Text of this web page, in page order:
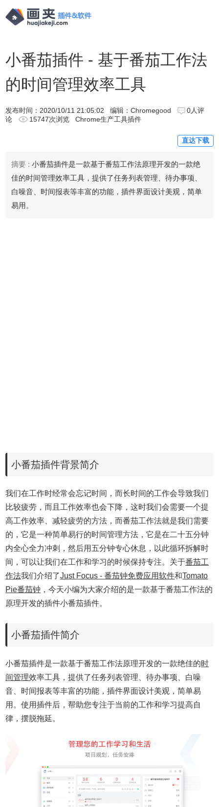
小番茄插件 - 基于番茄工作法
的时间管理效率工具
发布时间： 2020/10/11 21:05:02 编辑：Chromegood
0人评
论
15747次浏览 Chrome生产工具插件
直达下载
摘要 : 小番茄插件是一款基于番茄工作法原理开发的一款绝
佳的时间管理效率工具，提供了任务列表管理、待办事项、
白噪音、时间报表等丰富的功能，插件界面设计美观，简单
易用。
小番茄插件背景简介
我们在工作时经常会忘记时间，而长时间的工作会导致我们
比较疲劳，而且工作效率也会下降，这时我们会需要一个提
高工作效率、减轻疲劳的方法，而番茄工作法就是我们需要
的，它是一种简单易行的时间管理方法，它是在二十五分钟
内全心全力冲刺，然后用五分钟专心休息，以此循环拆解时
间，可以让我们在工作和学习的时候保持专注。关于番茄工
作法我们介绍了Just Focus - 番茄钟免费应用软件和Tomato
Pie番茄钟 ，今天小编为大家介绍的是一款基于番茄工作法的
原理开发的插件小番茄插件。
小番茄插件简介
小番茄插件是一款基于番茄工作法原理开发的一款绝佳的时
间管理效率工具，提供了任务列表管理、待办事项、白噪
音、时间报表等丰富的功能，插件界面设计美观，简单易
用。使用插件后，帮助您专注于当前的工作和学习提高自
律，摆脱拖延。